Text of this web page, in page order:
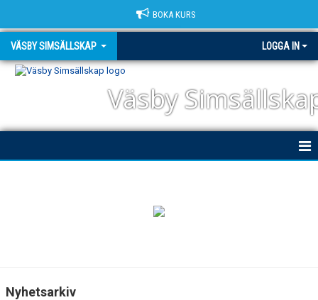
BOKA KURS
VÄSBY SIMSÄLLSKAP LOGGA IN
Väsby
TRIATHLON
Nyhetsarkiv